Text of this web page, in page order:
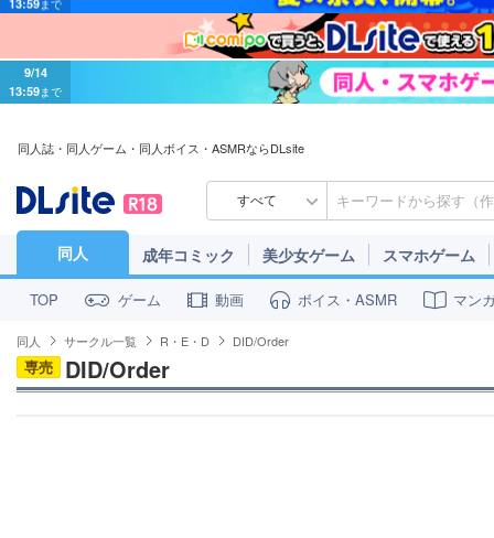
9/14
13:59まで
同人誌・同人ゲーム・同人ボイス・ASMRならDLsite
すべて
同人 成年コミック 美少女ゲーム スマホゲーム
TOP ゲーム 動画 ボイス・ASMR マン
同人 サークル一覧 R・E・D DID/Order
専売 DID/Order